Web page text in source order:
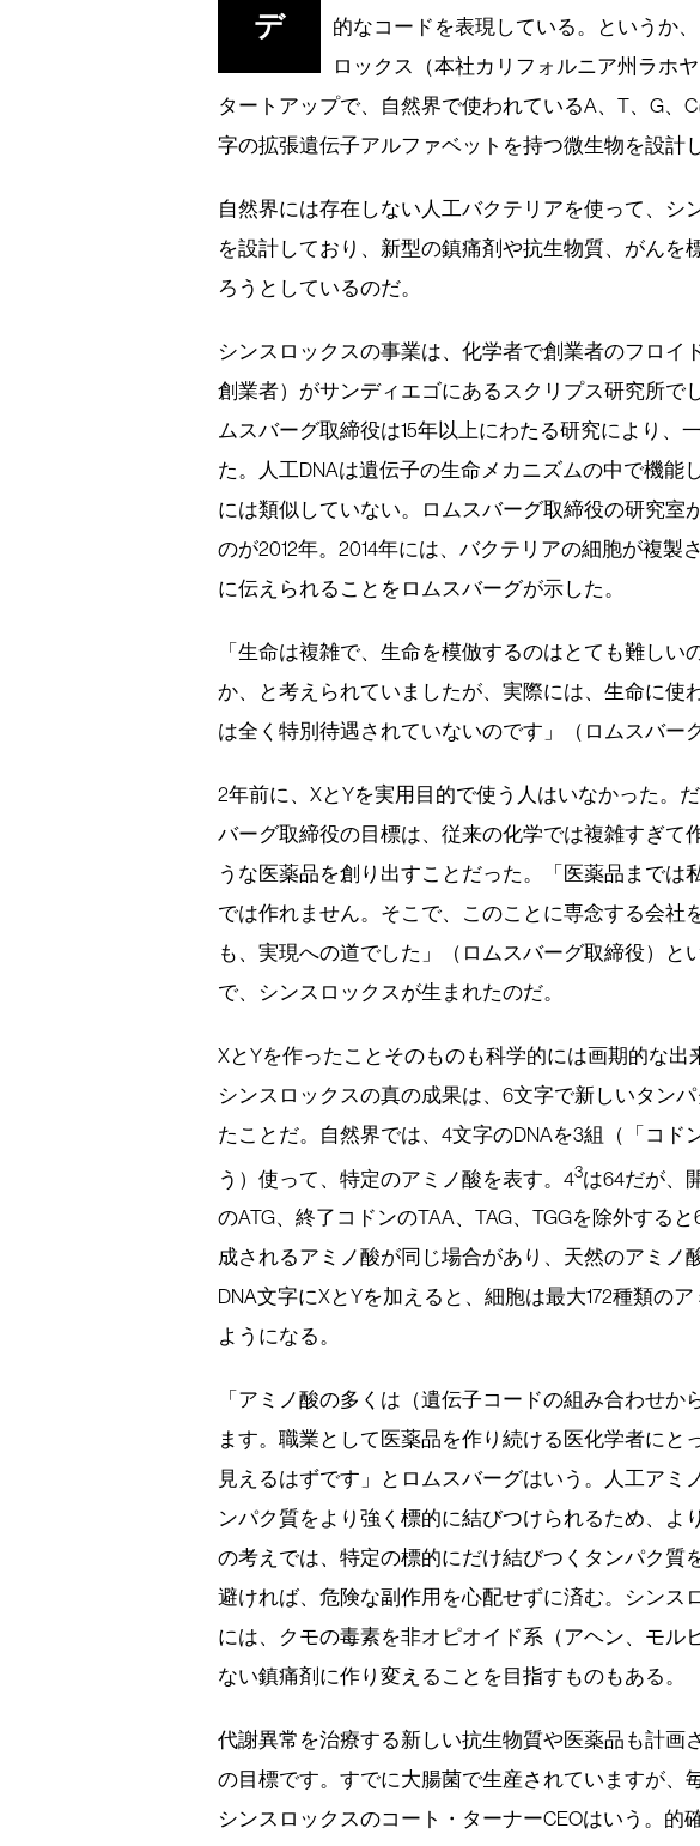
デ
的なコードを表現している。というか
ロックス（本社カリフォルニア州ラホ
タートアップで、自然界で使われているA、T、G、
字の拡張遺伝子アルファベットを持つ微生物を設計
自然界には存在しない人工バクテリアを使って、シ
を設計しており、新型の鎮痛剤や抗生物質、がんを
ろうとしているのだ。
シンスロックスの事業は、化学者で創業者のフロイ
創業者）がサンディエゴにあるスクリプス研究所で
ムスバーグ取締役は15年以上にわたる研究により、
た。人工DNAは遺伝子の生命メカニズムの中で機能
には類似していない。ロムスバーグ取締役の研究室
のが2012年。2014年には、バクテリアの細胞が複製
に伝えられることをロムスバーグが示した。
「生命は複雑で、生命を模倣するのはとても難しい
か、と考えられていましたが、実際には、生命に使
は全く特別待遇されていないのです」（ロムスバー
2年前に、XとYを実用目的で使う人はいなかった。
バーグ取締役の目標は、従来の化学では複雑すぎて
うな医薬品を創り出すことだった。「医薬品までは
では作れません。そこで、このことに専念する会社
も、実現への道でした」（ロムスバーグ取締役）と
で、シンスロックスが生まれたのだ。
XとYを作ったことそのものも科学的には画期的な出
シンスロックスの真の成果は、6文字で新しいタン
たことだ。自然界では、4文字のDNAを3組（「コド
う）使って、特定のアミノ酸を表す。43は64だが、
のATG、終了コドンのTAA、TAG、TGGを除外する
成されるアミノ酸が同じ場合があり、天然のアミノ
DNA文字にXとYを加えると、細胞は最大172種類の
ようになる。
「アミノ酸の多くは（遺伝子コードの組み合わせ
ます。職業として医薬品を作り続ける医化学者にと
見えるはずです」とロムスバーグはいう。人工アミ
ンパク質をより強く標的に結びつけられるため、よ
の考えでは、特定の標的にだけ結びつくタンパク質
避ければ、危険な副作用を心配せずに済む。シンス
には、クモの毒素を非オピオイド系（アヘン、モル
ない鎮痛剤に作り変えることを目指すものもある。
代謝異常を治療する新しい抗生物質や医薬品も計画
の目標です。すでに大腸菌で生産されていますが、
シンスロックスのコート・ターナーCEOはいう。的